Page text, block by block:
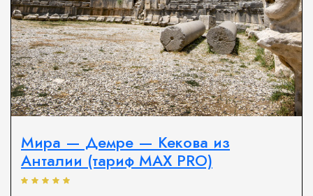
Мира — Демре — Кекова из
Анталии (тариф MAX PRO)